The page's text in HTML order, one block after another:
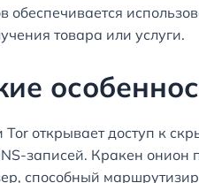
обеспечивается
товара или услуги.
Tor открывает доступ к
записей. Кракен онион
способный